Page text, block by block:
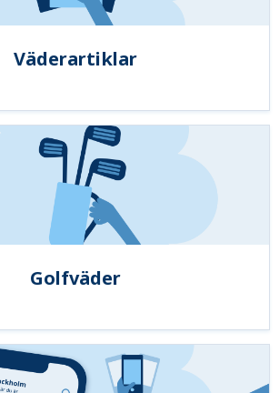
Väderartiklar
Golfväder